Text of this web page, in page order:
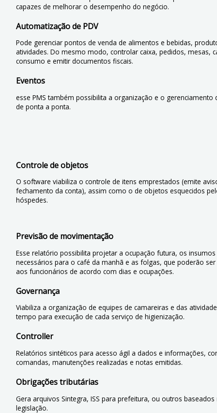
capazes de melhorar o desempenho do negócio.
Automatização de PDV
Pode gerenciar pontos de venda de alimentos e bebidas,
atividades. Do mesmo modo, controlar caixa, pedidos, mesas,
consumo e emitir documentos fiscais.
Eventos
esse PMS também possibilita a organização e o gerenciamento
de ponta a ponta.
Controle de objetos
O software viabiliza o controle de itens emprestados (emite
fechamento da conta), assim como o de objetos esquecidos
hóspedes.
Previsão de movimentação
Esse relatório possibilita projetar a ocupação futura, os insumos
necessários para o café da manhã e as folgas, que poderão ser
aos funcionários de acordo com dias e ocupações.
Governança
Viabiliza a organização de equipes de camareiras e das
tempo para execução de cada serviço de higienização.
Controller
Relatórios sintéticos para acesso ágil a dados e informações,
comandas, manutenções realizadas e notas emitidas.
Obrigações tributárias
Gera arquivos Sintegra, ISS para prefeitura, ou outros baseados
legislação.